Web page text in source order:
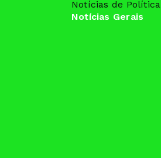
Notícias de Política
Notícias Gerais